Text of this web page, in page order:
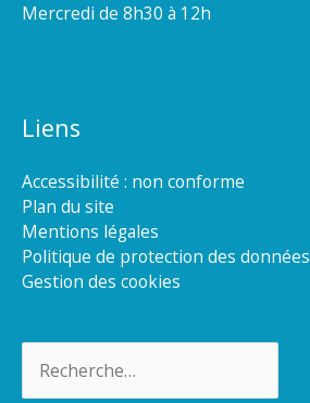
Mercredi de 8h30 à 12h
Liens
Accessibilité : non conforme
Plan du site
Mentions légales
Politique de protection des données
Gestion des cookies